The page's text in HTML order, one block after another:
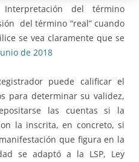
Interpretación del término
del término “real” cuando
se vea claramente que se
de 2018
puede calificar el
para determinar su validez,
las cuentas si la
la inscrita, en concreto, si
que figura en la
se adaptó a la LSP, Ley